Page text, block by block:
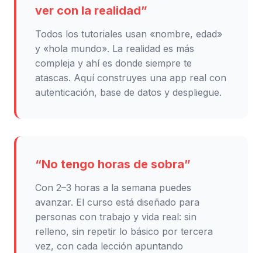
ver con la realidad”
Todos los tutoriales usan «nombre, edad»
y «hola mundo». La realidad es más
compleja y ahí es donde siempre te
atascas. Aquí construyes una app real con
autenticación, base de datos y despliegue.
“No tengo horas de sobra”
Con 2–3 horas a la semana puedes
avanzar. El curso está diseñado para
personas con trabajo y vida real: sin
relleno, sin repetir lo básico por tercera
vez, con cada lección apuntando